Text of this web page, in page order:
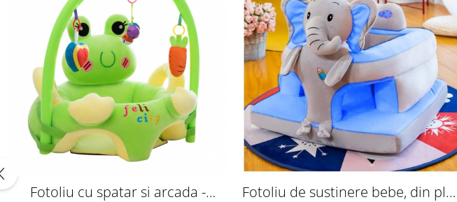
Fotoliu cu spatar si arcada -
Fotoliu de sustinere bebe, din plus,